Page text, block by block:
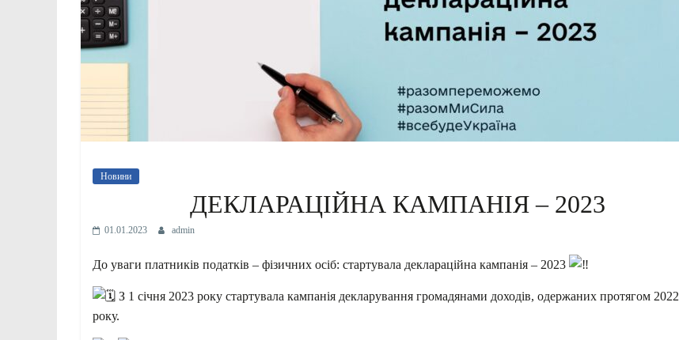
Новини
ДЕКЛАРАЦІЙНА КАМПАНІЯ – 2023
01.01.2023 admin
До уваги платників податків – фізичних осіб: стартувала деклараційна кампанія – 2023
З 1 січня 2023 року стартувала кампанія декларування громадянами доходів, одержаних протягом 2022
року.